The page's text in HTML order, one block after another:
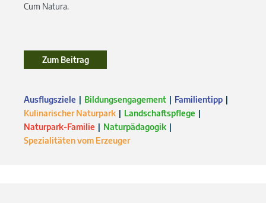
Cum Natura.
Zum Beitrag
Ausflugsziele Bildungsengagement
Familientipp
Kulinarischer Naturpark
Landschaftspflege
Naturpark-Familie
Naturpädagogik
Spezialitäten vom Erzeuger